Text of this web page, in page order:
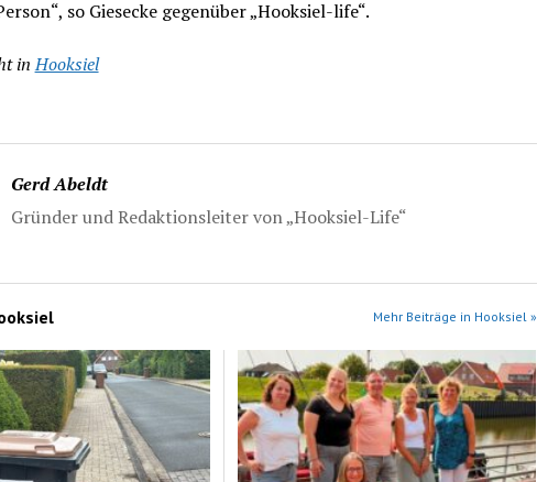
so Giesecke gegenüber „Hooksiel-life“.
in Hooksiel
Gerd Abeldt
Gründer und Redaktionsleiter von „Hooksiel-Life“
Mehr Beiträge in Hooksiel »